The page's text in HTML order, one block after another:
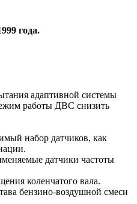
года.
адаптивной системы
работы ДВС снизить
набор датчиков, как
датчики частоты
коленчатого вала.
бензино-воздушной смеси